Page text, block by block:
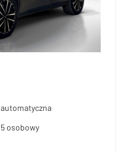
automatyczna
5 osobowy